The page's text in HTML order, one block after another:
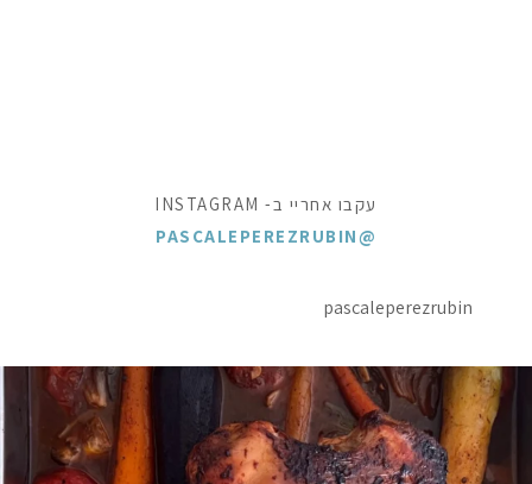
עקבו אחריי ב- INSTAGRAM
@PASCALEPEREZRUBIN
pascaleperezrubin